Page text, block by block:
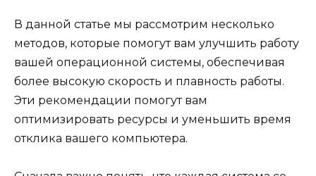
В данной статье мы рассмотрим несколько
методов, которые помогут вам улучшить работу
вашей операционной системы, обеспечивая
более высокую скорость и плавность работы.
Эти рекомендации помогут вам
оптимизировать ресурсы и уменьшить время
отклика вашего компьютера.